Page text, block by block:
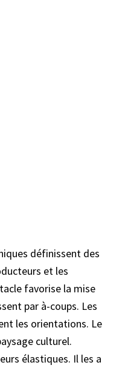
définissent des
et les
favorise la mise
par à-coups. Les
les orientations. Le
culturel.
élastiques. Il les a